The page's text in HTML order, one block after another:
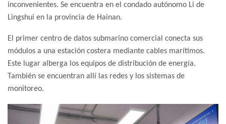
inconvenientes. Se encuentra en el condado autónomo Li de
Lingshui en la provincia de Hainan.
El primer centro de datos submarino comercial conecta sus
módulos a una estación costera mediante cables marítimos.
Este lugar alberga los equipos de distribución de energía.
También se encuentran allí las redes y los sistemas de
monitoreo.